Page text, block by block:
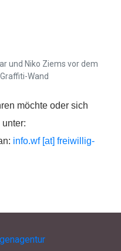
und Niko Ziems vor dem
Wand
möchte oder sich
info.wf [at] freiwillig-